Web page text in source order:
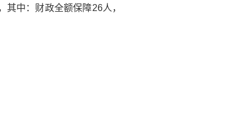
中：财政全额保障26人，